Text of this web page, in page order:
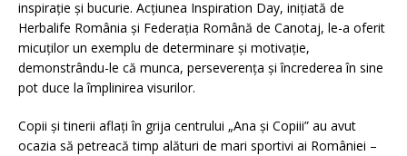
inspirație şi bucurie. Acțiunea Inspiration Day, inițiată de
Herbalife România și Federația Română de Canotaj, le-a oferit
micuților un exemplu de determinare și motivație,
demonstrându-le că munca, perseverența și încrederea în sine
pot duce la împlinirea visurilor.
Copii și tinerii aflați în grija centrului „Ana și Copiii” au avut
ocazia să petreacă timp alături de mari sportivi ai României –